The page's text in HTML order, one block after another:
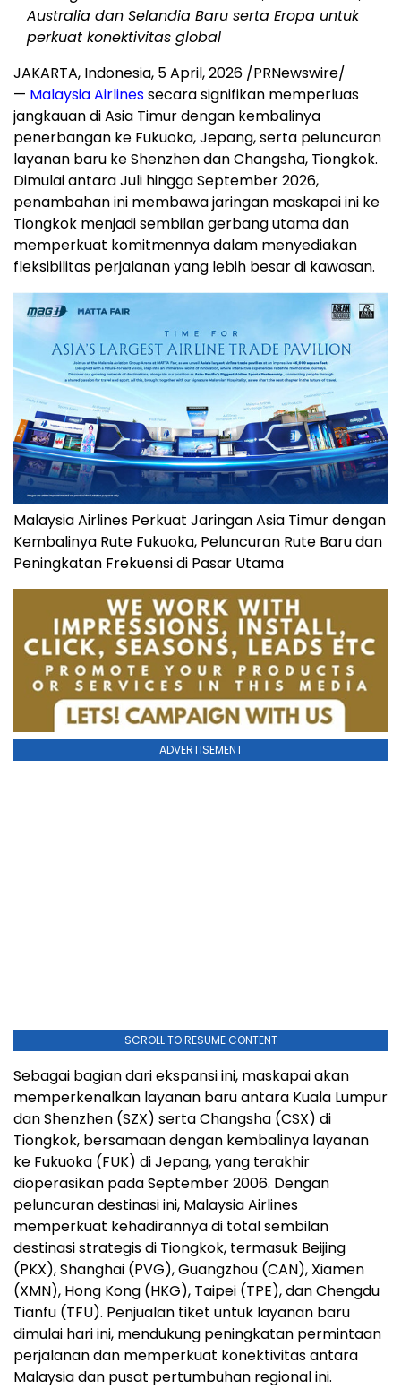
Australia dan Selandia Baru serta Eropa untuk
perkuat konektivitas global
JAKARTA, Indonesia, 5 April, 2026 /PRNewswire/
— Malaysia Airlinessecara signifikan memperluas
jangkauan di Asia Timur dengan kembalinya
penerbangan ke Fukuoka, Jepang, serta peluncuran
layanan baru ke Shenzhen dan Changsha, Tiongkok.
Dimulai antara Juli hingga September 2026,
penambahan ini membawa jaringan maskapai ini ke
Tiongkok menjadi sembilan gerbang utama dan
memperkuat komitmennya dalam menyediakan
fleksibilitas perjalanan yang lebih besar di kawasan.
Malaysia Airlines Perkuat Jaringan Asia Timur dengan
Kembalinya Rute Fukuoka, Peluncuran Rute Baru dan
Peningkatan Frekuensi di Pasar Utama
ADVERTISEMENT
SCROLL TO RESUME CONTENT
Sebagai bagian dari ekspansi ini, maskapai akan
memperkenalkan layanan baru antara Kuala Lumpur
dan Shenzhen (SZX) serta Changsha (CSX) di
Tiongkok, bersamaan dengan kembalinya layanan
ke Fukuoka (FUK) di Jepang, yang terakhir
dioperasikan pada September 2006. Dengan
peluncuran destinasi ini, Malaysia Airlines
memperkuat kehadirannya di total sembilan
destinasi strategis di Tiongkok, termasuk Beijing
(PKX), Shanghai (PVG), Guangzhou (CAN), Xiamen
(XMN), Hong Kong (HKG), Taipei (TPE), dan Chengdu
Tianfu (TFU). Penjualan tiket untuk layanan baru
dimulai hari ini, mendukung peningkatan permintaan
perjalanan dan memperkuat konektivitas antara
Malaysia dan pusat pertumbuhan regional ini.